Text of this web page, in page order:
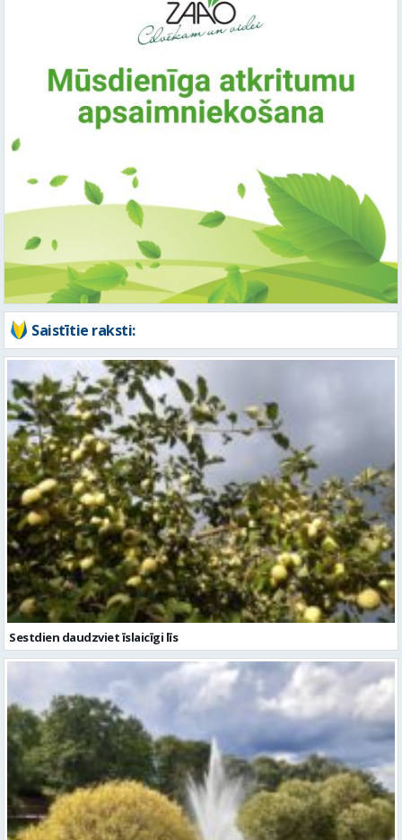
Saistītie raksti:
Sestdien daudzviet īslaicīgi līs
Piektdien laiks kļūs vēsāks un vējaināks